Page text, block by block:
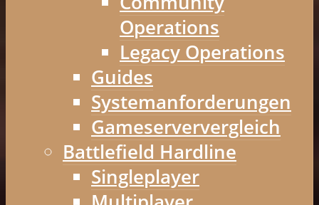
Operations
Legacy Operations
Guides
Systemanforderungen
Gameserververgleich
Battlefield Hardline
Singleplayer